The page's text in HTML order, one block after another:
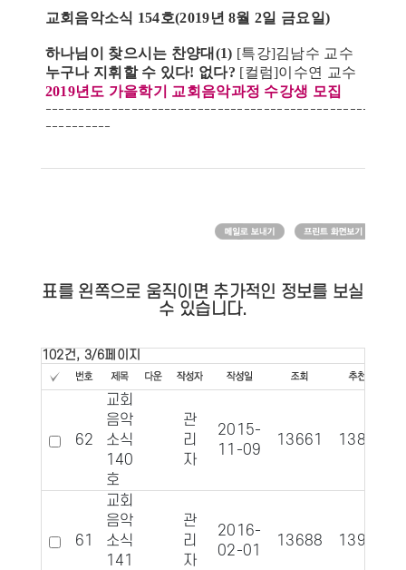
교회음악소식 154호(2019년 8월 2일 금요일)
하나님이 찾으시는 찬양대(1) [특강]김남수 교수
누구나 지휘할 수 있다! 없다? [컬럼]이수연 교수
2019년도 가을학기 교회음악과정 수강생 모집
----------
표를 왼쪽으로 움직이면 추가적인 정보를 보실
수 있습니다.
102건, 3/6페이지
62
교회
음악
소식
140
호
관
리
자
2015-
11-09
13661 1381
61
교회
음악
소식
141
관
리
자
2016-
02-01
13688 1393